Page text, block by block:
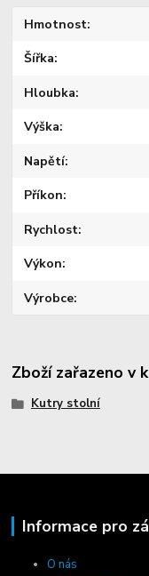
Hmotnost
Šířka
Hloubka
Výška
Napětí
Příkon
Rychlost
Výkon
Výrobce
Zboží zařazeno v
Kutry stolní
Informace pro
O nás